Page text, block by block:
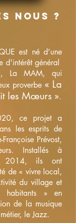
nous ?
est né d’une
d'intérêt général
La MAM, qui
proverbe « La
les Mœurs ».
ce projet a
les esprits de
Prévost,
Installés à
2014, ils ont
de « vivre local,
du village et
» en
de la musique
le Jazz.